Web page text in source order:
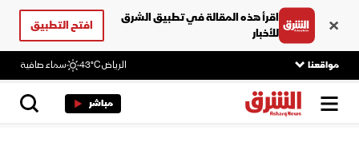
اقرأ هذه المقالة في تطبيق الشرق
للأخبار
افتح التطبيق
مواقعنا الرياض43°C سماء صافية
مباشر